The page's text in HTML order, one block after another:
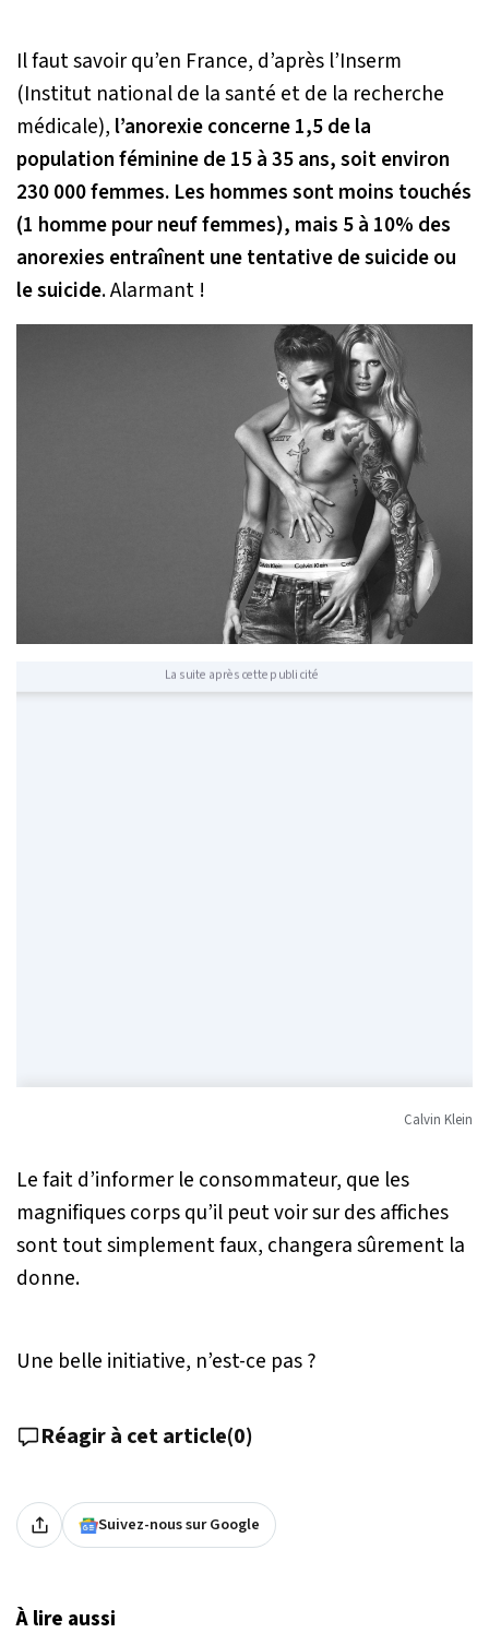
Il faut savoir qu’en France, d’après l’Inserm
(Institut national de la santé et de la recherche
médicale), l’anorexie concerne 1,5 de la
population féminine de 15 à 35 ans, soit environ
230 000 femmes. Les hommes sont moins touchés
(1 homme pour neuf femmes), mais 5 à 10% des
anorexies entraînent une tentative de suicide ou
le suicide. Alarmant !
La suite après cette publicité
Calvin Klein
Le fait d’informer le consommateur, que les
magnifiques corps qu’il peut voir sur des affiches
sont tout simplement faux, changera sûrement la
donne.
Une belle initiative, n’est-ce pas ?
Réagir à cet article(0)
Suivez-nous sur Google
À lire aussi